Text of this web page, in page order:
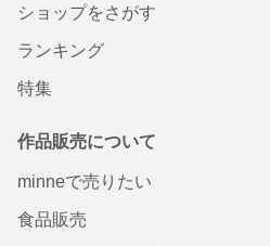
ショップをさがす
ランキング
特集
作品販売について
minneで売りたい
食品販売